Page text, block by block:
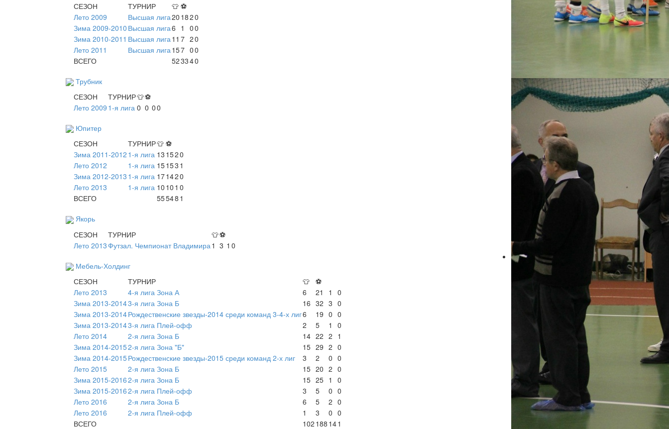
СЕЗОН
ТУРНИР 👕 ⚽
Лето 2009
Высшая лига20 1820
Зима 2009-2010 Высшая лига6 1 00
Зима 2010-2011 Высшая лига 11 7 20
Лето 2011
Высшая лига 157 00
ВСЕГО
523340
Трубник
СЕЗОН
ТУРНИР👕⚽
Лето 2009 1-я лига 0 0 00
Юпитер
СЕЗОН
ТУРНИР👕 ⚽
Зима 2011-2012 1-я лига 13 1520
Лето 2012
1-я лига 15153 1
Зима 2012-2013 1-я лига 171420
Лето 2013
1-я лига 10 10 1 0
ВСЕГО
55548 1
Якорь
СЕЗОН
ТУРНИР 👕⚽
Лето 2013Футзал. Чемпионат Владимира 1 3 1 0
Мебель-Холдинг
СЕЗОН
ТУРНИР 👕 ⚽
Лето 2013
4-я лига Зона А 6 21 1
0
Зима 2013-20143-я лига Зона Б 16 32 3 0
Зима 2013-2014Рождественские звезды-2014 среди команд 3-4-х лиг6 19 0 0
Зима 2013-20143-я лига Плей-офф 2 5 1
0
Лето 2014
2-я лига Зона Б 14 22 2 1
Зима 2014-20152-я лига Зона "Б" 15 29 2 0
Зима 2014-2015Рождественские звезды-2015 среди команд 2-х лиг 3 2 0 0
Лето 2015
2-я лига Зона Б 15 20 2 0
Зима 2015-20162-я лига Зона Б 15 25 1
0
Зима 2015-20162-я лига Плей-офф 3 5 0 0
Лето 2016
2-я лига Зона Б 6 5 2 0
Лето 2016
2-я лига Плей-офф 1 3 0 0
ВСЕГО
102 188 141